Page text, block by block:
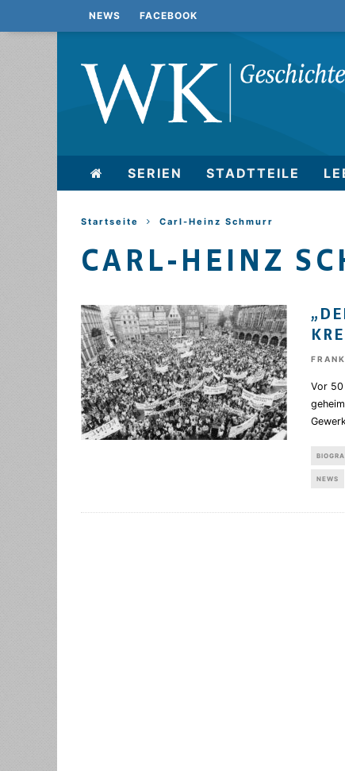
NEWS FACEBOOK
SERIEN STADTTEILE
Startseite Carl-Heinz Schmurr
CARL-HEINZ
Vor 50
NEWS